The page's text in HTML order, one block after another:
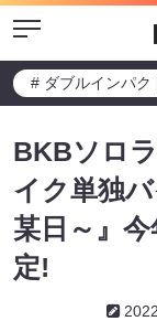
Menu
# ダブルインパク
BKBソロ
イク単独
某日～』
定!